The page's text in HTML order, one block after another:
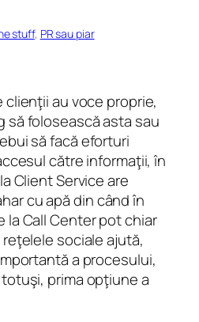
stuff, PR sau piar
au voce proprie,
să folosească asta sau
să facă eforturi
către informaţii, în
Client Service are
cu apă din când în
la Call Center pot chiar
sociale ajută,
a procesului,
prima opţiune a